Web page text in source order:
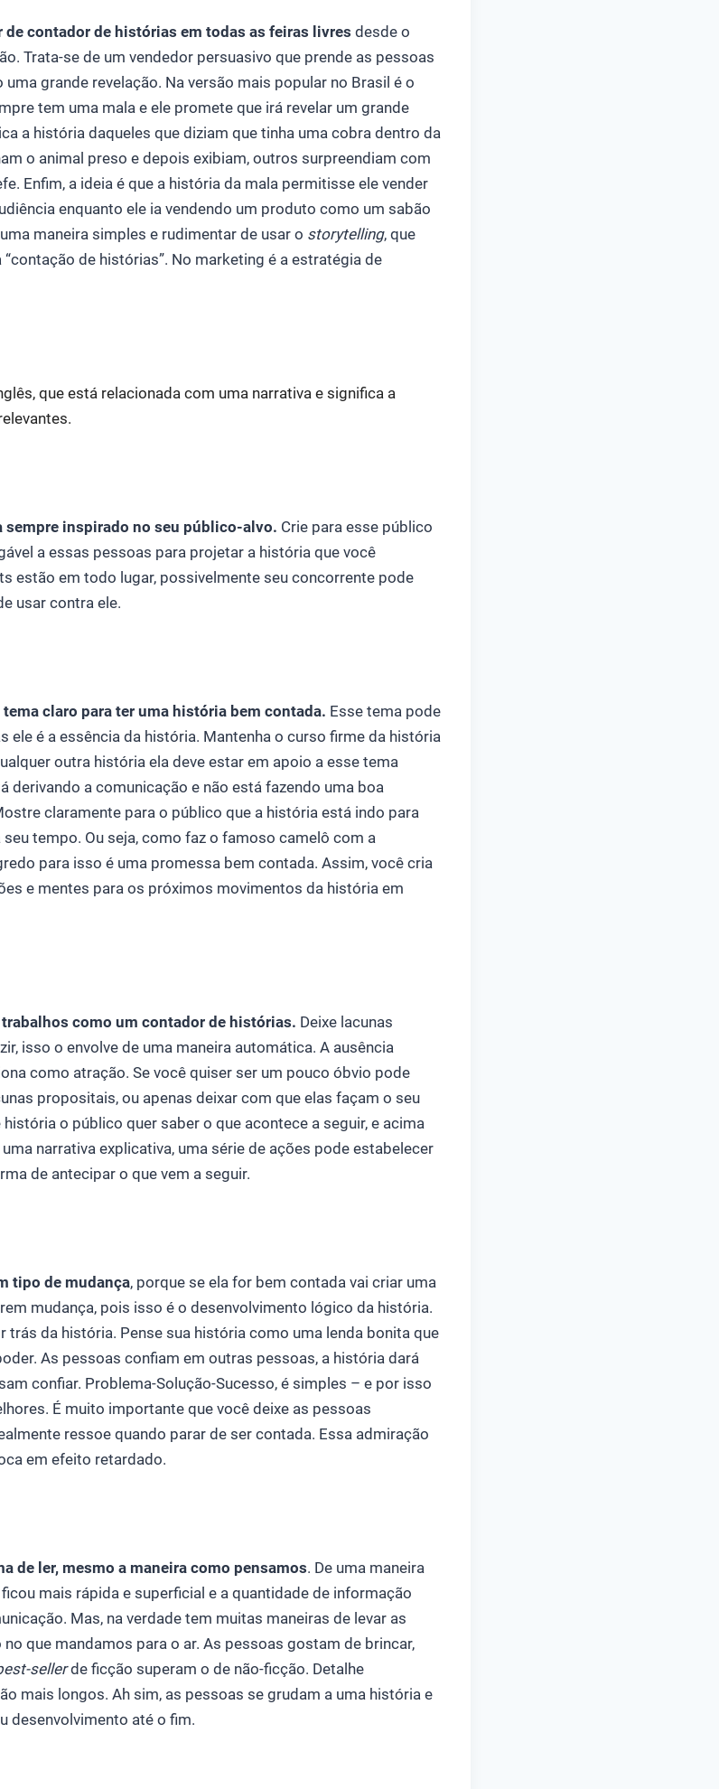
contador de histórias em todas as feiras livres desde o
Trata-se de um vendedor persuasivo que prende as pessoas
grande revelação. Na versão mais popular no Brasil é o
tem uma mala e ele promete que irá revelar um grande
a história daqueles que diziam que tinha uma cobra dentro da
o animal preso e depois exibiam, outros surpreendiam com
Enfim, a ideia é que a história da mala permitisse ele vender
enquanto ele ia vendendo um produto como um sabão
maneira simples e rudimentar de usar o storytelling, que
de histórias”. No marketing é a estratégia de
que está relacionada com uma narrativa e significa a
sempre inspirado no seu público-alvo. Crie para esse público
a essas pessoas para projetar a história que você
estão em todo lugar, possivelmente seu concorrente pode
usar contra ele.
claro para ter uma história bem contada. Esse tema pode
ele é a essência da história. Mantenha o curso firme da história
outra história ela deve estar em apoio a esse tema
derivando a comunicação e não está fazendo uma boa
claramente para o público que a história está indo para
seu tempo. Ou seja, como faz o famoso camelô com a
para isso é uma promessa bem contada. Assim, você cria
e mentes para os próximos movimentos da história em
como um contador de histórias. Deixe lacunas
isso o envolve de uma maneira automática. A ausência
como atração. Se você quiser ser um pouco óbvio pode
propositais, ou apenas deixar com que elas façam o seu
o público quer saber o que acontece a seguir, e acima
narrativa explicativa, uma série de ações pode estabelecer
de antecipar o que vem a seguir.
tipo de mudança, porque se ela for bem contada vai criar uma
mudança, pois isso é o desenvolvimento lógico da história.
trás da história. Pense sua história como uma lenda bonita que
As pessoas confiam em outras pessoas, a história dará
confiar. Problema-Solução-Sucesso, é simples – e por isso
É muito importante que você deixe as pessoas
ressoe quando parar de ser contada. Essa admiração
em efeito retardado.
de ler, mesmo a maneira como pensamos. De uma maneira
mais rápida e superficial e a quantidade de informação
Mas, na verdade tem muitas maneiras de levar as
que mandamos para o ar. As pessoas gostam de brincar,
sellerde ficção superam o de não-ficção. Detalhe
mais longos. Ah sim, as pessoas se grudam a uma história e
desenvolvimento até o fim.